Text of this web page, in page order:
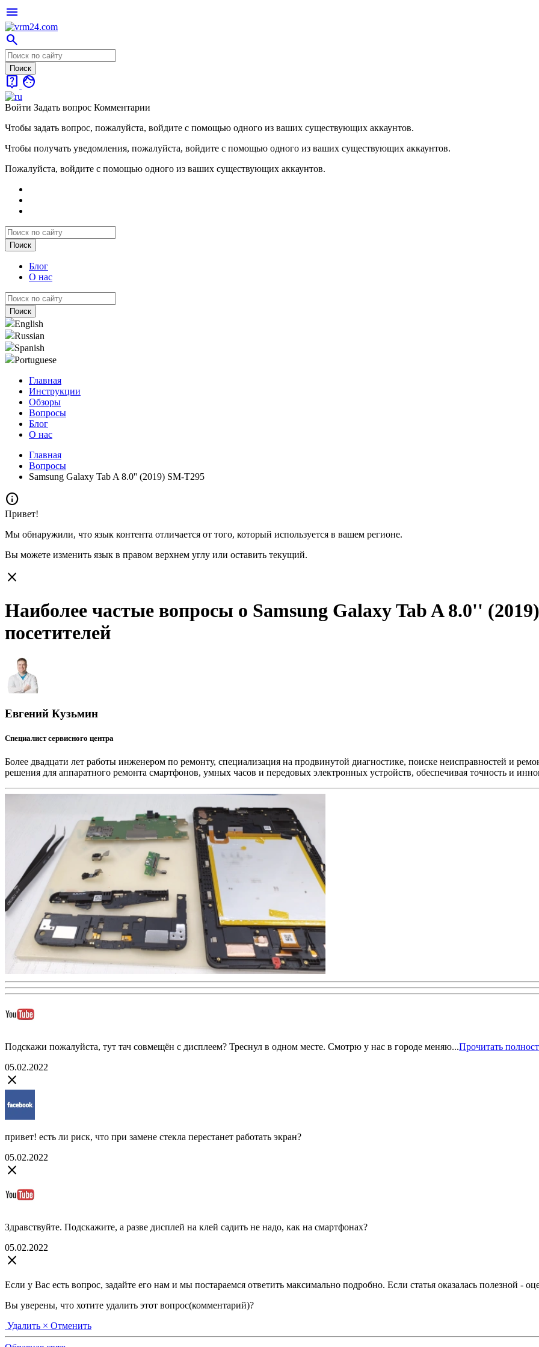
menu
search
live_help face
Войти Задать вопрос Комментарии
Чтобы задать вопрос, пожалуйста, войдите с помощью одного из ваших существующих аккаунтов.
Чтобы получать уведомления, пожалуйста, войдите с помощью одного из ваших существующих аккаунтов.
Пожалуйста, войдите с помощью одного из ваших существующих аккаунтов.
Блог
О нас
English
Russian
Spanish
Portuguese
Главная
Инструкции
Обзоры
Вопросы
Блог
О нас
Главная
Вопросы
Samsung Galaxy Tab A 8.0'' (2019) SM-T295
info
Привет!
Мы обнаружили, что язык контента отличается от того, который используется в вашем регионе.
Вы можете изменить язык в правом верхнем углу или оставить текущий.
close
Наиболее частые вопросы о Samsung Galaxy Tab A 8.0''
посетителей
Евгений Кузьмин
Специалист сервисного центра
Более двадцати лет работы инженером по ремонту, специализация на продвинутой диагностике, поиске неисправностей и
решения для аппаратного ремонта смартфонов, умных часов и передовых электронных устройств, обеспечивая точность и
Подскажи пожалуйста, тут тач совмещён с дисплеем? Треснул в одном месте. Смотрю у нас в городе меняю...Прочитать
05.02.2022
close
привет! есть ли риск, что при замене стекла перестанет работать экран?
05.02.2022
close
Здравствуйте. Подскажите, а разве дисплей на клей садить не надо, как на смартфонах?
05.02.2022
close
Если у Вас есть вопрос, задайте его нам и мы постараемся ответить максимально подробно. Если статья оказалась полезной -
Вы уверены, что хотите удалить этот вопрос(комментарий)?
Удалить × Отменить